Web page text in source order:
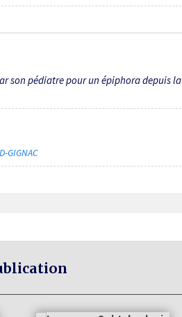
son pédiatre pour un épiphora depuis la
GIGNAC